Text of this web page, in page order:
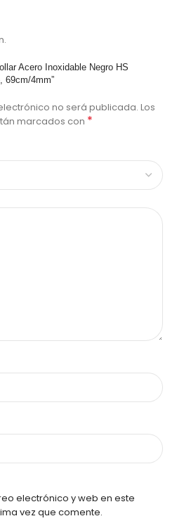
Acero Inoxidable Negro HS
69cm/4mm”
no será publicada. Los
marcados con *
electrónico y web en este
vez que comente.